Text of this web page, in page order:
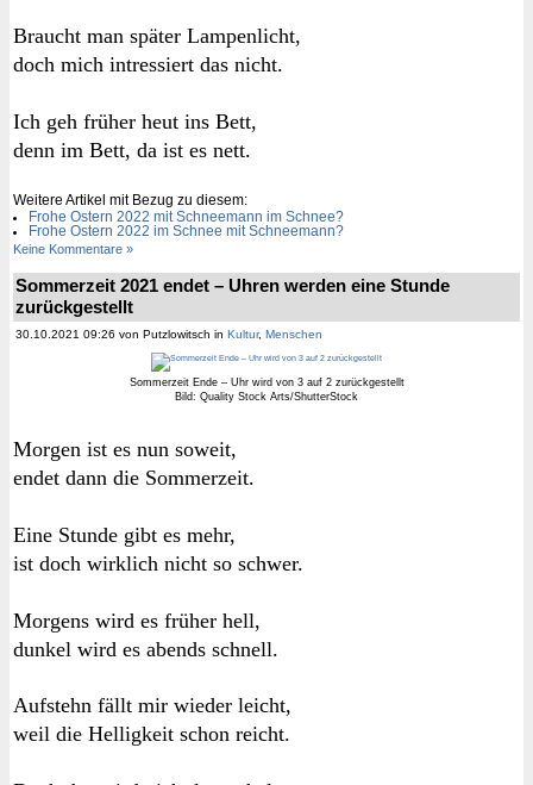
Braucht man später Lampenlicht,
doch mich intressiert das nicht.
Ich geh früher heut ins Bett,
denn im Bett, da ist es nett.
Weitere Artikel mit Bezug zu diesem:
Frohe Ostern 2022 mit Schneemann im Schnee?
Frohe Ostern 2022 im Schnee mit Schneemann?
Keine Kommentare »
Sommerzeit 2021 endet – Uhren werden eine Stunde
zurückgestellt
30.10.2021 09:26 von Putzlowitsch in Kultur, Menschen
Sommerzeit Ende – Uhr wird von 3 auf 2 zurückgestellt
Bild: Quality Stock Arts/ShutterStock
Morgen ist es nun soweit,
endet dann die Sommerzeit.
Eine Stunde gibt es mehr,
ist doch wirklich nicht so schwer.
Morgens wird es früher hell,
dunkel wird es abends schnell.
Aufstehn fällt mir wieder leicht,
weil die Helligkeit schon reicht.